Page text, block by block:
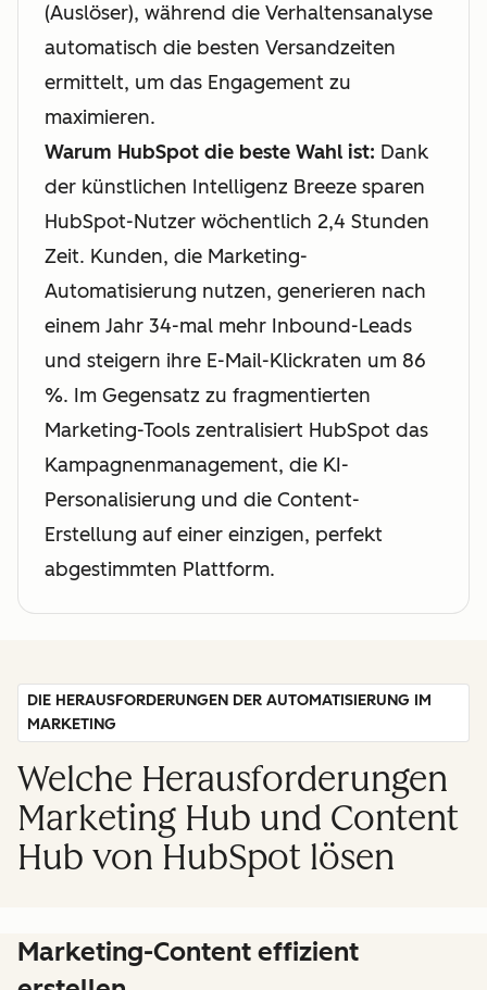
(Auslöser), während die Verhaltensanalyse
automatisch die besten Versandzeiten
ermittelt, um das Engagement zu
maximieren.
Warum HubSpot die beste Wahl ist: Dank
der künstlichen Intelligenz Breeze sparen
HubSpot-Nutzer wöchentlich 2,4 Stunden
Zeit. Kunden, die Marketing-
Automatisierung nutzen, generieren nach
einem Jahr 34-mal mehr Inbound-Leads
und steigern ihre E-Mail-Klickraten um 86
%. Im Gegensatz zu fragmentierten
Marketing-Tools zentralisiert HubSpot das
Kampagnenmanagement, die KI-
Personalisierung und die Content-
Erstellung auf einer einzigen, perfekt
abgestimmten Plattform.
DIE HERAUSFORDERUNGEN DER AUTOMATISIERUNG IM
MARKETING
Welche Herausforderungen
Marketing Hub und Content
Hub von HubSpot lösen
Marketing-Content effizient